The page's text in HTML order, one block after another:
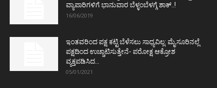
ವ್ಯಾಪಾರಿಗಳಿಗೆ ಭಾನುವಾರ ಬೆಳ್ಳಂಬೆಳಗ್ಗೆ ಶಾಕ್..!
16/06/2019
ಇಂತವರಿಂದ ಪಕ್ಷ ಕಟ್ಟಿ ಬೆಳೆಸಲು ಸಾಧ್ಯವಿಲ್ಲ: ಮೈಸೂರಿನಲ್ಲೆ
ಪಕ್ಷದಿಂದ ಉಚ್ಚಾಟಿಸುತ್ತೇನೆ- ಪರೋಕ್ಷ ಆಕ್ರೋಶ
ವ್ಯಕ್ತಪಡಿಸಿದ...
05/01/2021